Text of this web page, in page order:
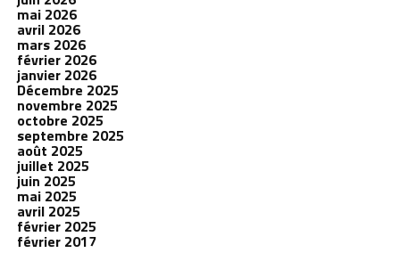
mai 2026
avril 2026
mars 2026
février 2026
janvier 2026
Décembre 2025
novembre 2025
octobre 2025
septembre 2025
août 2025
juillet 2025
juin 2025
mai 2025
avril 2025
février 2025
février 2017